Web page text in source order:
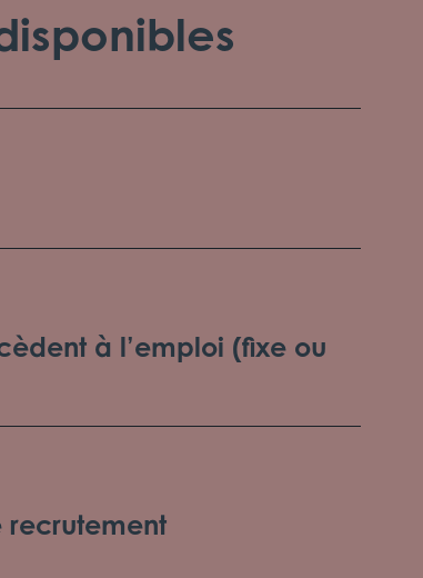
à l’emploi (fixe ou
recrutement